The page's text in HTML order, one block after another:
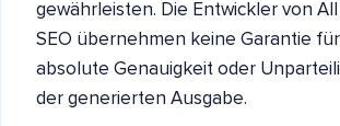
gewährleisten. Die Entwickler von
SEO übernehmen keine Garantie
absolute Genauigkeit oder
der generierten Ausgabe.